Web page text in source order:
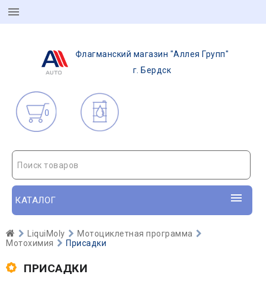
Флагманский магазин "Аллея Групп"
г. Бердск
0
Поиск товаров
КАТАЛОГ
LiquiMoly
Мотоциклетная программа
Мотохимия
Присадки
ПРИСАДКИ